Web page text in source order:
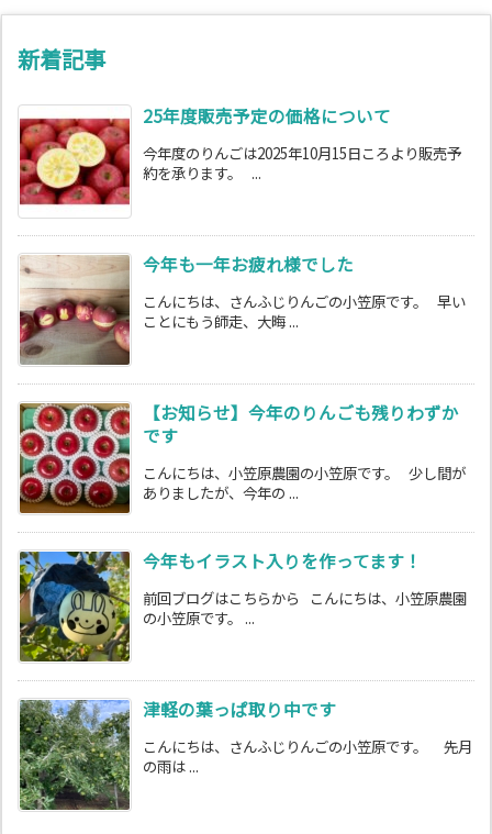
新着記事
25年度販売予定の価格について
今年度のりんごは2025年10月15日ころより販売予
約を承ります。 ...
今年も一年お疲れ様でした
こんにちは、さんふじりんごの小笠原です。 早い
ことにもう師走、大晦 ...
【お知らせ】今年のりんごも残りわずか
です
こんにちは、小笠原農園の小笠原です。 少し間が
ありましたが、今年の ...
今年もイラスト入りを作ってます！
前回ブログはこちらから こんにちは、小笠原農園
の小笠原です。 ...
津軽の葉っぱ取り中です
こんにちは、さんふじりんごの小笠原です。 先月
の雨は ...